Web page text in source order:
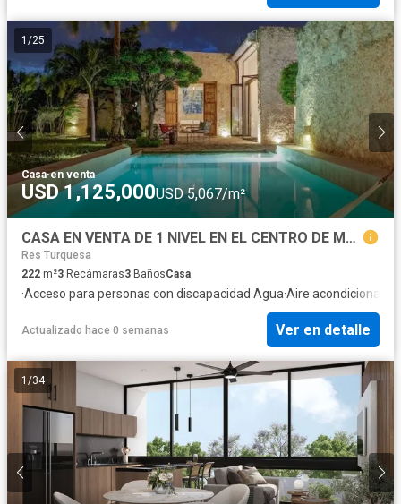
1 /25
Casa·en venta
USD 1,125,000USD 5,067/m²
CASA EN VENTA DE 1 NIVEL EN EL CENTRO DE MÉRIDA
Res Turquesa
222 m²3 Recámaras3 BañosCasa
·Acceso para personas con discapacidad·Agua·Aire acondicionado
Actualizado hace 0 semanas Ver en detalle
1 /34